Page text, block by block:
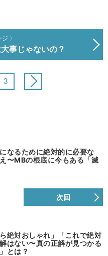
〉
事じゃないの？
3
なるために絶対的に必要な
え〜MBの根底に今もある「滅
次回
ら絶対おしゃれ」「これで絶対
はない〜真の正解が見つかる
とは？